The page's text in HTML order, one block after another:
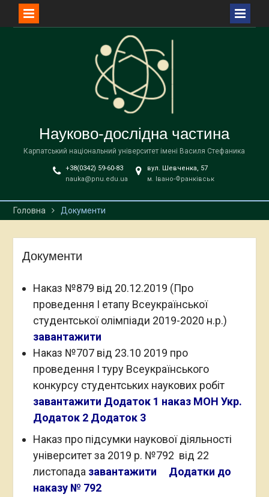
Науково-дослідна частина
Карпатський національний університет імені Василя Стефаника
+38(0342) 59-60-83
nauka@pnu.edu.ua
вул. Шевченка, 57
м. Івано-Франківськ
Головна Документи
Документи
Наказ №879 від 20.12.2019 (Про
проведення І етапу Всеукраїнської
студентської олімпіади 2019-2020 н.р.)
завантажити
Наказ №707 від 23.10 2019 про
проведення І туру Всеукраїнського
конкурсу студентських наукових робіт
завантажити Додаток 1 наказ МОН Укр.
Додаток 2 Додаток 3
Наказ про підсумки наукової діяльності
університет за 2019 р. №792 від 22
листопада завантажити Додатки до
наказу № 792